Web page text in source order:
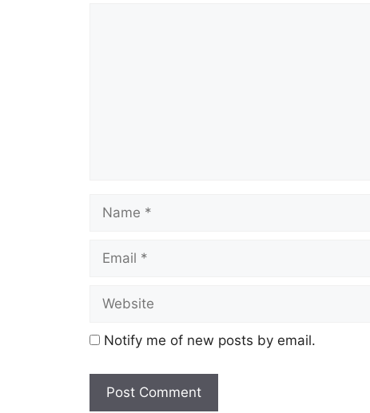
Notify me of new posts by email.